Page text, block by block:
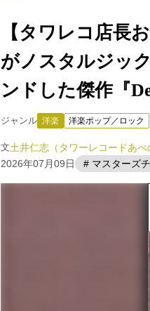
【タワレコ店長
がノスタルジッ
ンドした傑作『
ジャンル 洋楽 洋楽ポップ／ロック
文土井仁志（タワーレコードあべ
2026年07月09日
# マスターズ